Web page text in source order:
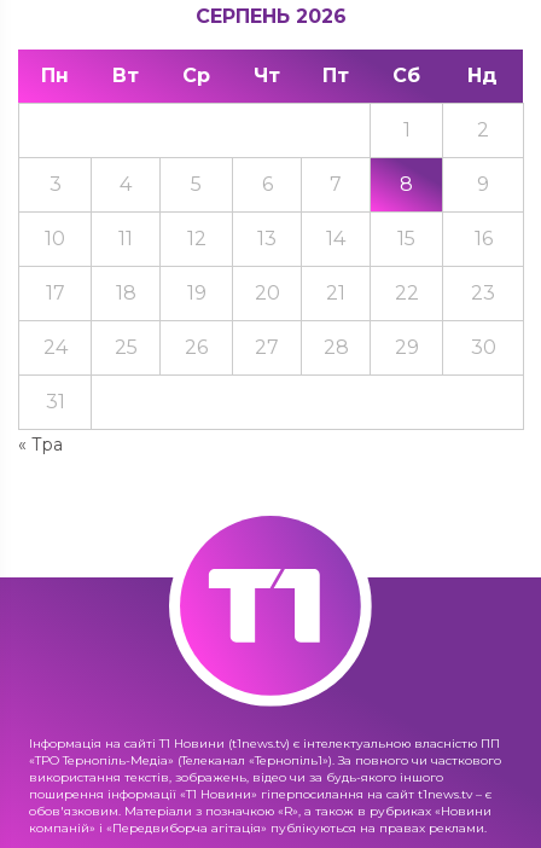
СЕРПЕНЬ 2026
Пн Вт Ср Чт Пт Сб Нд
« Тра
1 2
3 4 5 6 7 8 9
10 11 12 13 14 15 16
17 18 19 20 21 22 23
24 25 26 27 28 29 30
31
Інформація на сайті Т1 Новини (t1news.tv) є інтелектуальною власністю ПП
«ТРО Тернопіль-Медіа» (Телеканал «Тернопіль1»). За повного чи часткового
використання текстів, зображень, відео чи за будь-якого іншого
поширення інформації «Т1 Новини» гіперпосилання на сайт t1news.tv – є
обов'язковим. Матеріали з позначкою «R», а також в рубриках «Новини
компаній» і «Передвиборча агітація» публікуються на правах реклами.